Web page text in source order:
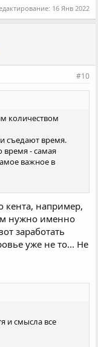
16 Янв 2022
#10
количеством
съедают время.
время - самая
важное в
кента, например,
нужно именно
заработать
уже не то... Не
и смысла все